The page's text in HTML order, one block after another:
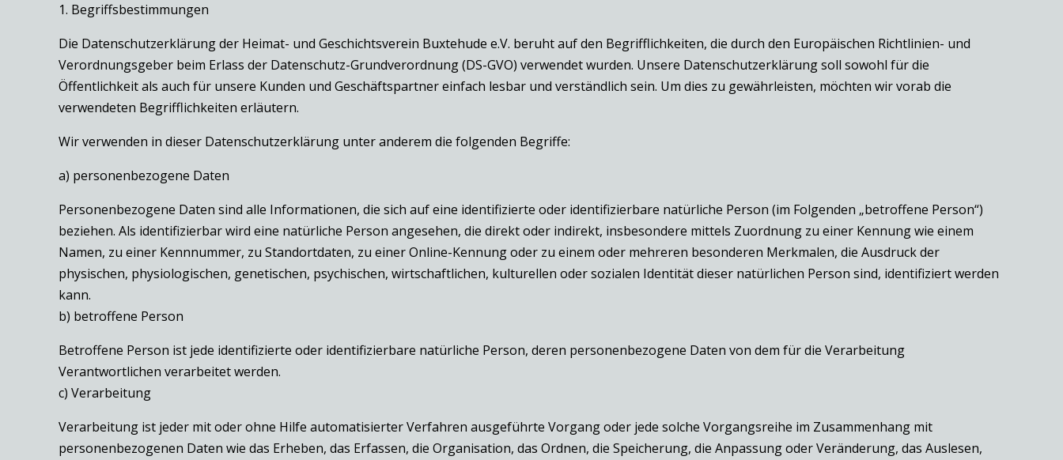
1. Begriffsbestimmungen
Die Datenschutzerklärung der Heimat- und Geschichtsverein Buxtehude e.V. beruht auf den Begrifflichkeiten, die durch den Europäischen Richtlinien- und
Verordnungsgeber beim Erlass der Datenschutz-Grundverordnung (DS-GVO) verwendet wurden. Unsere Datenschutzerklärung soll sowohl für die
Öffentlichkeit als auch für unsere Kunden und Geschäftspartner einfach lesbar und verständlich sein. Um dies zu gewährleisten, möchten wir vorab die
verwendeten Begrifflichkeiten erläutern.
Wir verwenden in dieser Datenschutzerklärung unter anderem die folgenden Begriffe:
a) personenbezogene Daten
Personenbezogene Daten sind alle Informationen, die sich auf eine identifizierte oder identifizierbare natürliche Person (im Folgenden „betroffene Person“)
beziehen. Als identifizierbar wird eine natürliche Person angesehen, die direkt oder indirekt, insbesondere mittels Zuordnung zu einer Kennung wie einem
Namen, zu einer Kennnummer, zu Standortdaten, zu einer Online-Kennung oder zu einem oder mehreren besonderen Merkmalen, die Ausdruck der
physischen, physiologischen, genetischen, psychischen, wirtschaftlichen, kulturellen oder sozialen Identität dieser natürlichen Person sind, identifiziert werden
kann.
b) betroffene Person
Betroffene Person ist jede identifizierte oder identifizierbare natürliche Person, deren personenbezogene Daten von dem für die Verarbeitung
Verantwortlichen verarbeitet werden.
c) Verarbeitung
Verarbeitung ist jeder mit oder ohne Hilfe automatisierter Verfahren ausgeführte Vorgang oder jede solche Vorgangsreihe im Zusammenhang mit
personenbezogenen Daten wie das Erheben, das Erfassen, die Organisation, das Ordnen, die Speicherung, die Anpassung oder Veränderung, das Auslesen,